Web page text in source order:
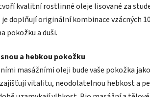
kvalitní rostlinné oleje lisované za
doplňují originální kombinace vzácných
pokožku a duši.
a hebkou pokožku
masážními oleji bude vaše pokožka
vitalitu, neodolatelnou hebkost a